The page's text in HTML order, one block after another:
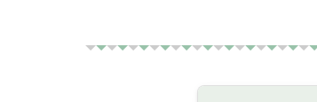
プレミアムプランでしたら、エ